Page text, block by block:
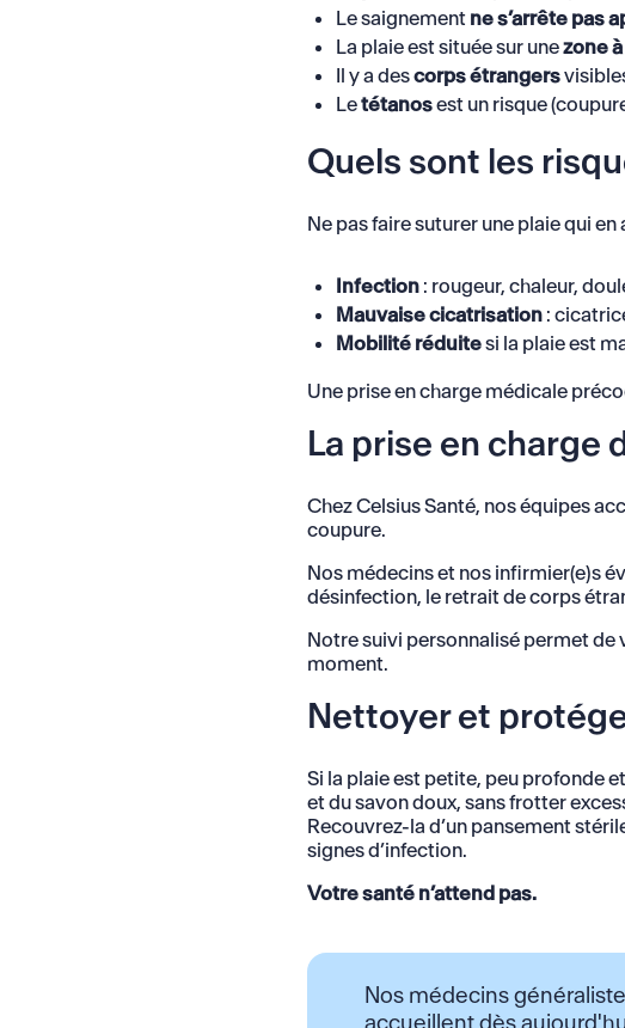
Le saignement ne s’arrête pas
La plaie est située sur unezone
Il y a descorps étrangers
Letétanosest un risque
Quels sont les
Ne pas faire suturer une plaie qui
Infection: rougeur, chaleur,
Mauvaise cicatrisation:
Mobilité réduitesi la plaie est
Une prise en charge médicale
La prise en charge
Chez Celsius Santé, nos équipes
coupure.
Nos médecins et nos infirmier(e)s
désinfection, le retrait de corps
Notre suivi personnalisé permet de
moment.
Nettoyer et
Si la plaie est petite, peu profonde
et du savon doux, sans frotter
Recouvrez-la d’un pansement
signes d’infection.
Votre santé n’attend pas.
Nos médecins